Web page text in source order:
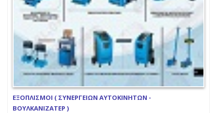
ΕΞΟΠΛΙΣΜΟΙ ( ΣΥΝΕΡΓΕΙΩΝ ΑΥΤΟΚΙΝΗΤΩΝ -
ΒΟΥΛΚΑΝΙΖΑΤΕΡ )